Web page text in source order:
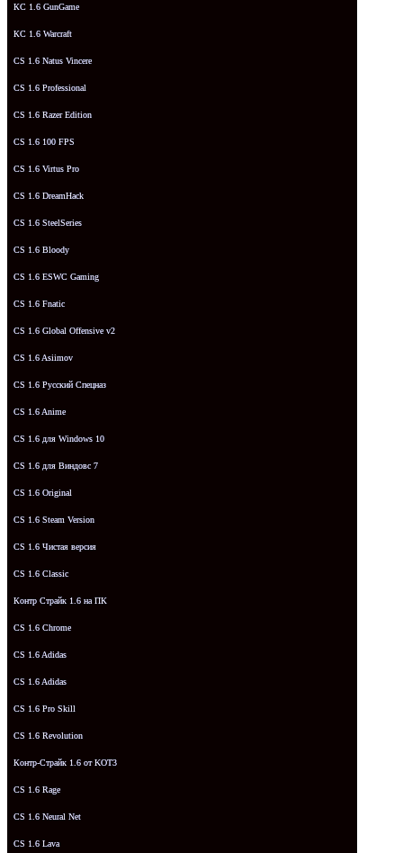
КС 1.6 GunGame
КС 1.6 Warcraft
CS 1.6 Natus Vincere
CS 1.6 Professional
CS 1.6 Razer Edition
CS 1.6 100 FPS
CS 1.6 Virtus Pro
CS 1.6 DreamHack
CS 1.6 SteelSeries
CS 1.6 Bloody
CS 1.6 ESWC Gaming
CS 1.6 Fnatic
CS 1.6 Global Offensive v2
CS 1.6 Asiimov
CS 1.6 Русский Спецназ
CS 1.6 Anime
CS 1.6 для Windows 10
CS 1.6 для Виндовс 7
CS 1.6 Original
CS 1.6 Steam Version
CS 1.6 Чистая версия
CS 1.6 Classic
Контр Страйк 1.6 на ПК
CS 1.6 Chrome
CS 1.6 Adidas
CS 1.6 Adidas
CS 1.6 Pro Skill
CS 1.6 Revolution
Контр-Страйк 1.6 от KOT3
CS 1.6 Rage
CS 1.6 Neural Net
CS 1.6 Lava